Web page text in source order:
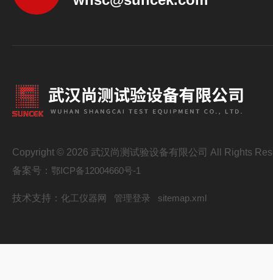
Copyright © 2026 武汉尚测试验设备有限公司 All Rights
备案号： 鄂ICP备12004660号-1
技术支持： 化工仪器网 管理登录 sitemap.xml